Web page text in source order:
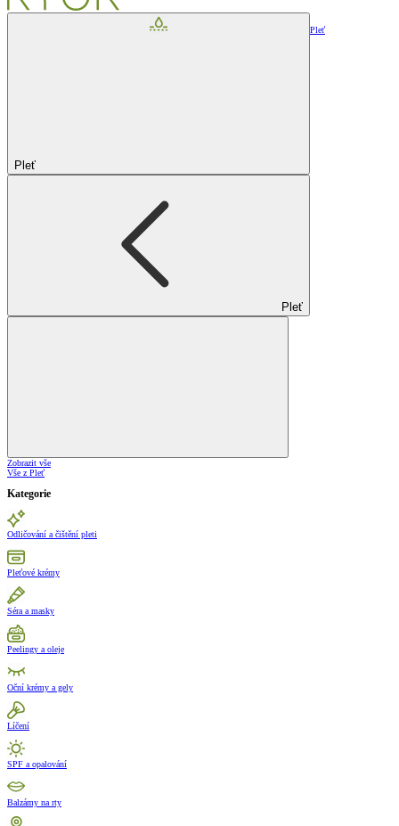
Pleť
Pleť
Pleť
Zobrazit vše
Vše z Pleť
Kategorie
Odličování a čištění pleti
Pleťové krémy
Séra a masky
Peelingy a oleje
Oční krémy a gely
Líčení
SPF a opalování
Balzámy na rty